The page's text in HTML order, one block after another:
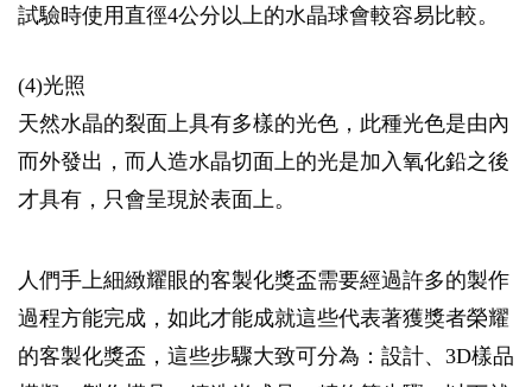
試驗時使用直徑4公分以上的水晶球會較容易比較。
(4)光照
天然水晶的裂面上具有多樣的光色，此種光色是由內
而外發出，而人造水晶切面上的光是加入氧化鉛之後
才具有，只會呈現於表面上。
人們手上細緻耀眼的客製化獎盃需要經過許多的製作
過程方能完成，如此才能成就這些代表著獲獎者榮耀
的客製化獎盃，這些步驟大致可分為：設計、3D樣品